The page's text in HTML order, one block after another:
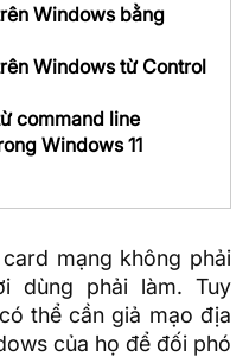
Windows bằng
Windows từ Control
command line
Windows 11
mạng không phải
dùng phải làm. Tuy
thể cần giả mạo địa
của họ để đối phó